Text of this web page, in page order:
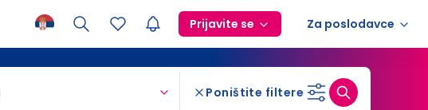
Prijavite se Za poslodavce
Poništite filtere